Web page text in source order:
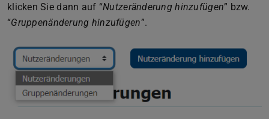
klicken Sie dann auf “Nutzeränderung hinzufügen” bzw.
“Gruppenänderung hinzufügen”.